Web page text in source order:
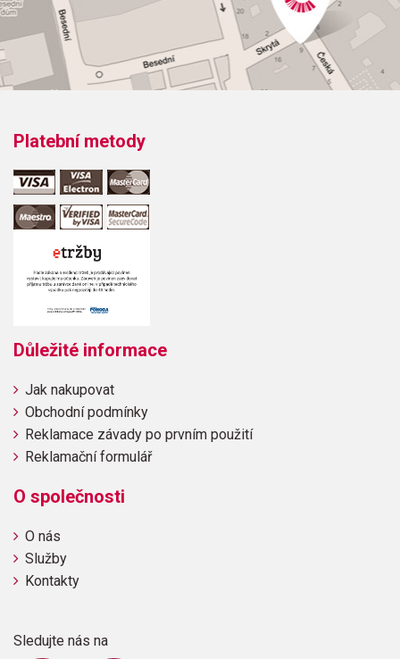
Platební metody
Důležité informace
Jak nakupovat
Obchodní podmínky
Reklamace závady po prvním použití
Reklamační formulář
O společnosti
O nás
Služby
Kontakty
Sledujte nás na